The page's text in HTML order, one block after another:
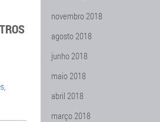
,
novembro 2018
agosto 2018
junho 2018
maio 2018
abril 2018
março 2018